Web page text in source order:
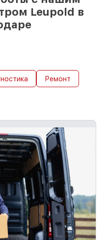
Leupold в
Ремонт